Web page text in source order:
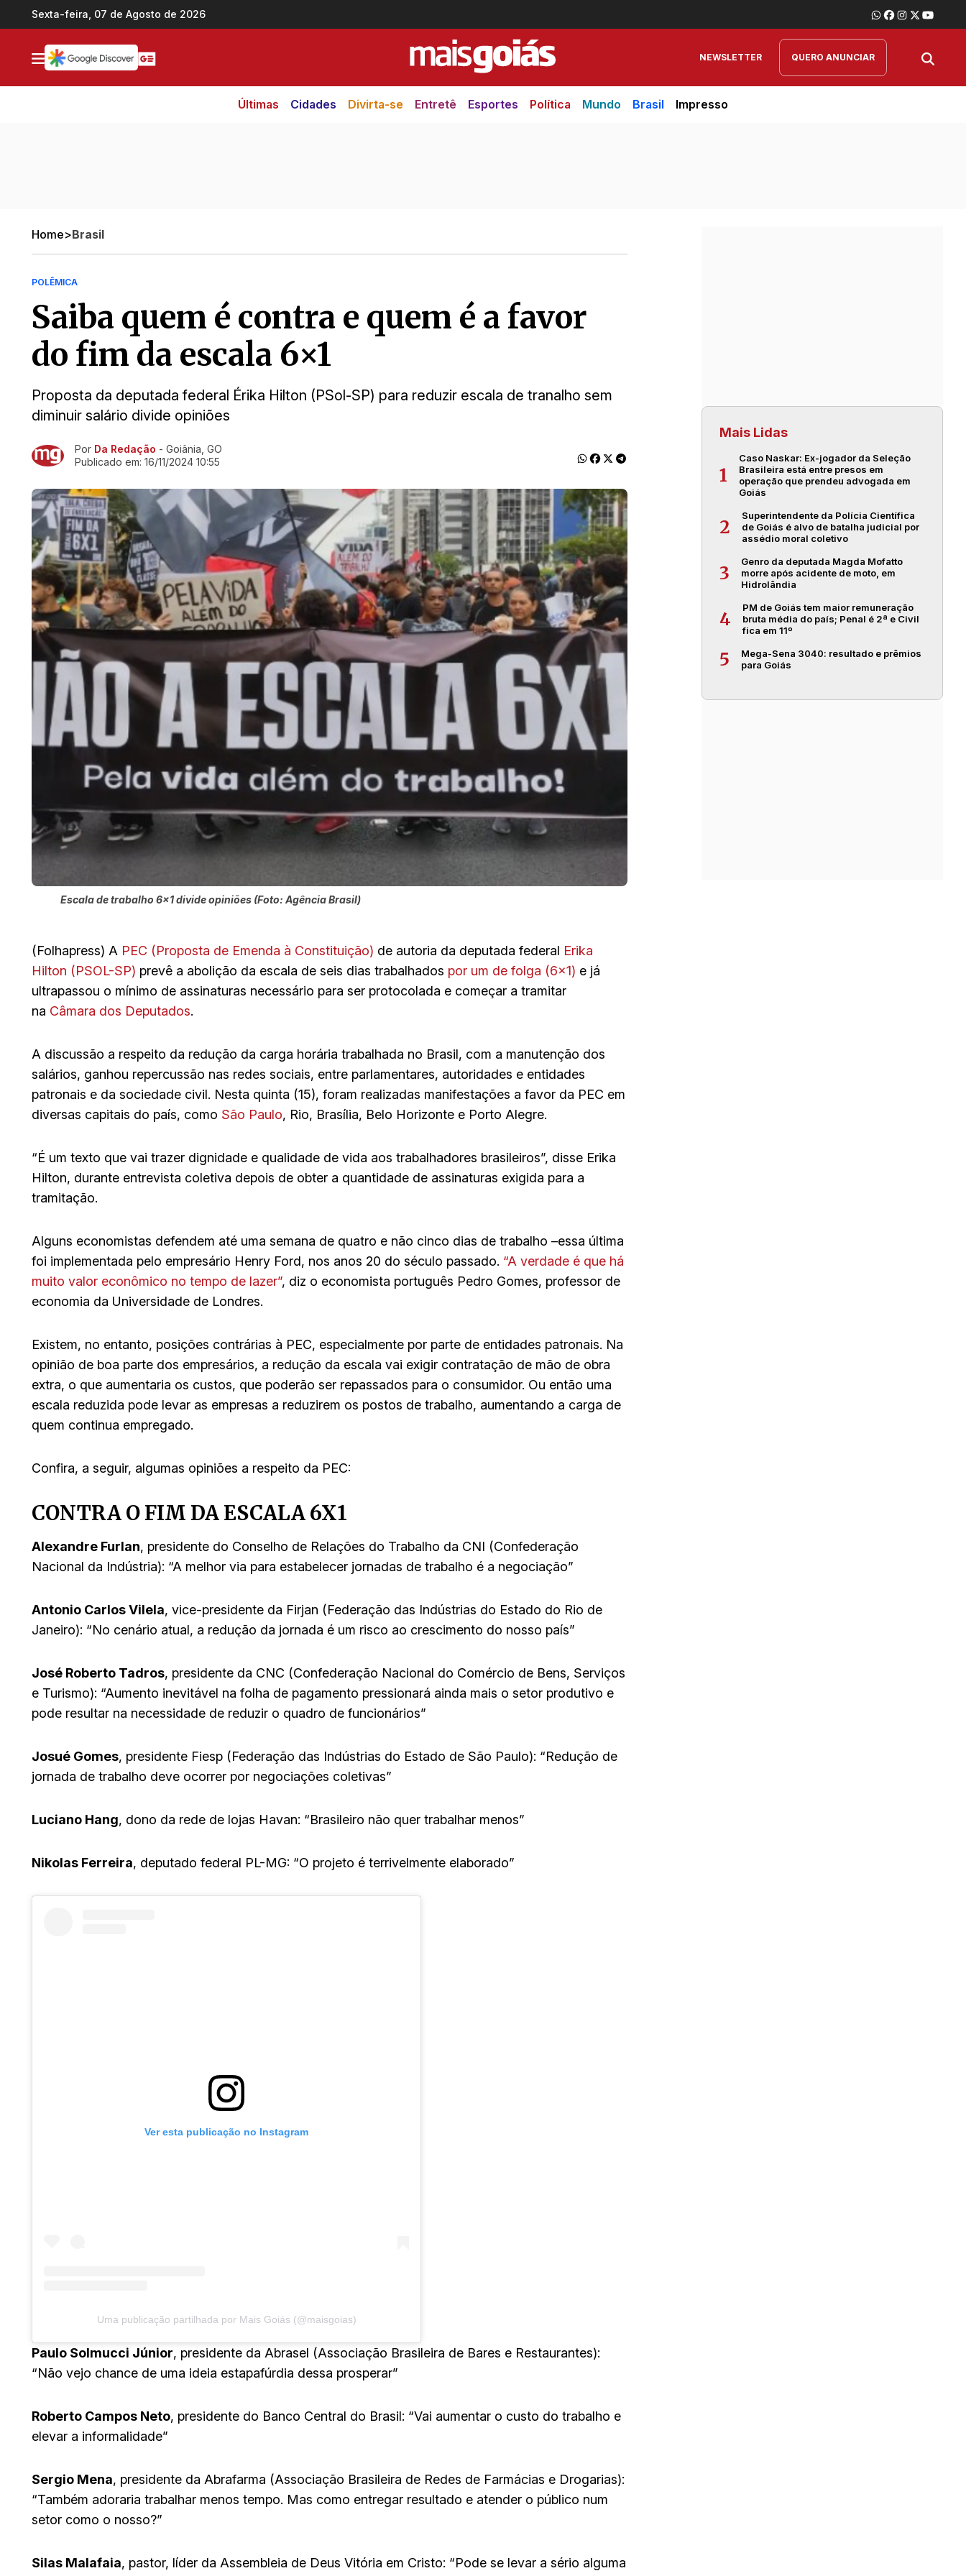
Ir direto pro conteúdo
Sexta-feira, 07 de Agosto de 2026
NEWSLETTER QUERO ANUNCIAR
Últimas Cidades Divirta-se Entretê Esportes Política Mundo Brasil Impresso
Home>Brasil
POLÊMICA
Saiba quem é contra e quem é a favor
do fim da escala 6×1
Proposta da deputada federal Érika Hilton (PSol-SP) para reduzir escala de tranalho sem
diminuir salário divide opiniões
Ir direto pra matéria
Por Da Redação - Goiânia, GO
Publicado em: 16/11/2024 10:55
Escala de trabalho 6x1 divide opiniões (Foto: Agência Brasil)
(Folhapress) A PEC (Proposta de Emenda à Constituição) de autoria da deputada federal Erika
Hilton (PSOL-SP) prevê a abolição da escala de seis dias trabalhados por um de folga (6×1) e já
ultrapassou o mínimo de assinaturas necessário para ser protocolada e começar a tramitar
na Câmara dos Deputados.
A discussão a respeito da redução da carga horária trabalhada no Brasil, com a manutenção dos
salários, ganhou repercussão nas redes sociais, entre parlamentares, autoridades e entidades
patronais e da sociedade civil. Nesta quinta (15), foram realizadas manifestações a favor da PEC em
diversas capitais do país, como São Paulo, Rio, Brasília, Belo Horizonte e Porto Alegre.
“É um texto que vai trazer dignidade e qualidade de vida aos trabalhadores brasileiros”, disse Erika
Hilton, durante entrevista coletiva depois de obter a quantidade de assinaturas exigida para a
tramitação.
Alguns economistas defendem até uma semana de quatro e não cinco dias de trabalho –essa última
foi implementada pelo empresário Henry Ford, nos anos 20 do século passado. “A verdade é que há
muito valor econômico no tempo de lazer”, diz o economista português Pedro Gomes, professor de
economia da Universidade de Londres.
Existem, no entanto, posições contrárias à PEC, especialmente por parte de entidades patronais. Na
opinião de boa parte dos empresários, a redução da escala vai exigir contratação de mão de obra
extra, o que aumentaria os custos, que poderão ser repassados para o consumidor. Ou então uma
escala reduzida pode levar as empresas a reduzirem os postos de trabalho, aumentando a carga de
quem continua empregado.
Confira, a seguir, algumas opiniões a respeito da PEC:
CONTRA O FIM DA ESCALA 6X1
Alexandre Furlan, presidente do Conselho de Relações do Trabalho da CNI (Confederação
Nacional da Indústria): “A melhor via para estabelecer jornadas de trabalho é a negociação”
Antonio Carlos Vilela, vice-presidente da Firjan (Federação das Indústrias do Estado do Rio de
Janeiro): “No cenário atual, a redução da jornada é um risco ao crescimento do nosso país”
José Roberto Tadros, presidente da CNC (Confederação Nacional do Comércio de Bens, Serviços
e Turismo): “Aumento inevitável na folha de pagamento pressionará ainda mais o setor produtivo e
pode resultar na necessidade de reduzir o quadro de funcionários”
Josué Gomes, presidente Fiesp (Federação das Indústrias do Estado de São Paulo): “Redução de
jornada de trabalho deve ocorrer por negociações coletivas”
Luciano Hang, dono da rede de lojas Havan: “Brasileiro não quer trabalhar menos”
Nikolas Ferreira, deputado federal PL-MG: “O projeto é terrivelmente elaborado”
Ver esta publicação no Instagram
Uma publicação partilhada por Mais Goiás (@maisgoias)
Paulo Solmucci Júnior, presidente da Abrasel (Associação Brasileira de Bares e Restaurantes):
“Não vejo chance de uma ideia estapafúrdia dessa prosperar”
Roberto Campos Neto, presidente do Banco Central do Brasil: “Vai aumentar o custo do trabalho e
elevar a informalidade”
Sergio Mena, presidente da Abrafarma (Associação Brasileira de Redes de Farmácias e Drogarias):
“Também adoraria trabalhar menos tempo. Mas como entregar resultado e atender o público num
setor como o nosso?”
Silas Malafaia, pastor, líder da Assembleia de Deus Vitória em Cristo: “Pode se levar a sério alguma
Mais Lidas
1
Caso Naskar: Ex-jogador da Seleção
Brasileira está entre presos em
operação que prendeu advogada em
Goiás
2
Superintendente da Polícia Científica
de Goiás é alvo de batalha judicial por
assédio moral coletivo
3
Genro da deputada Magda Mofatto
morre após acidente de moto, em
Hidrolândia
4
PM de Goiás tem maior remuneração
bruta média do país; Penal é 2ª e Civil
fica em 11º
5
Mega-Sena 3040: resultado e prêmios
para Goiás